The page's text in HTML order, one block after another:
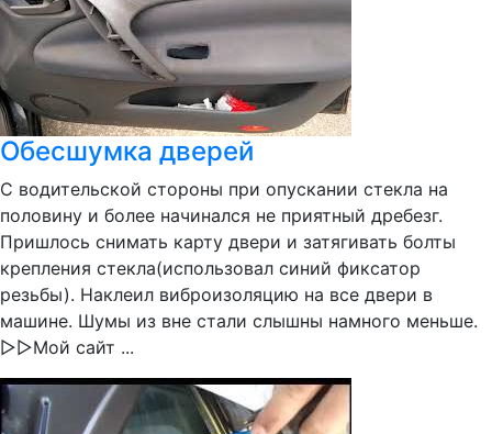
Обесшумка дверей
С водительской стороны при опускании стекла на
половину и более начинался не приятный дребезг.
Пришлось снимать карту двери и затягивать болты
крепления стекла(использовал синий фиксатор
резьбы). Наклеил виброизоляцию на все двери в
машине. Шумы из вне стали слышны намного меньше.
▻▻Мой сайт ...